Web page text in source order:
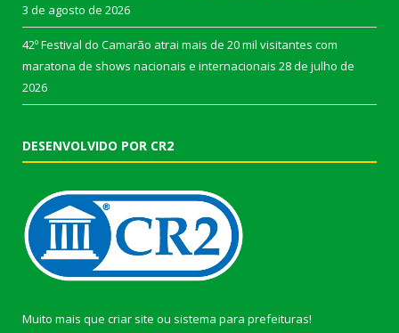
3 de agosto de 2026
42º Festival do Camarão atrai mais de 20 mil visitantes com
maratona de shows nacionais e internacionais 28 de julho de
2026
DESENVOLVIDO POR CR2
Muito mais que criar site ou sistema para prefeituras!